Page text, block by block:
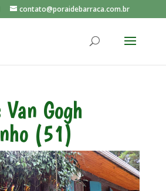
contato@poraidebarraca.com.br
Gogh
(51)